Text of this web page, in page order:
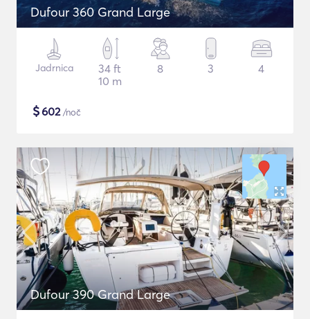
Dufour 360 Grand Large
Jadrnica
34 ft
10 m
8 3 4
$602/noč
Dufour 390 Grand Large